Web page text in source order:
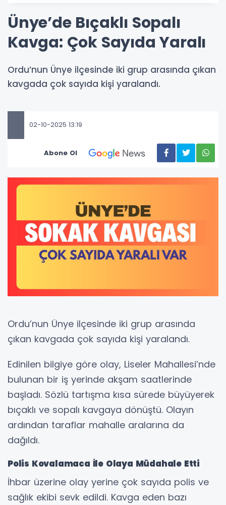
Ünye’de Bıçaklı Sopalı
Kavga: Çok Sayıda Yaralı
Ordu’nun Ünye ilçesinde iki grup arasında çıkan
kavgada çok sayıda kişi yaralandı.
02-10-2025 13:19
Abone Ol
Ordu’nun Ünye ilçesinde iki grup arasında
çıkan kavgada çok sayıda kişi yaralandı.
Edinilen bilgiye göre olay, Liseler Mahallesi’nde
bulunan bir iş yerinde akşam saatlerinde
başladı. Sözlü tartışma kısa sürede büyüyerek
bıçaklı ve sopalı kavgaya dönüştü. Olayın
ardından taraflar mahalle aralarına da
dağıldı.
Polis Kovalamaca İle Olaya Müdahale Etti
İhbar üzerine olay yerine çok sayıda polis ve
sağlık ekibi sevk edildi. Kavga eden bazı